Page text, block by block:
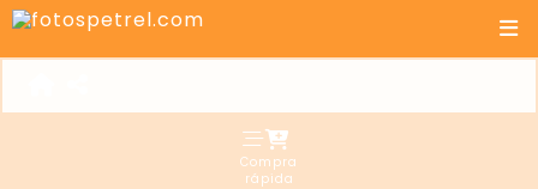
Compra
rápida